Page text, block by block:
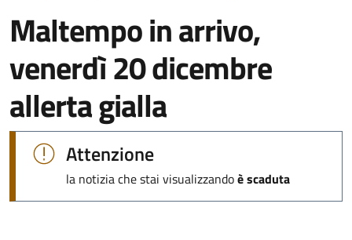
Maltempo in arrivo,
venerdì 20 dicembre
allerta gialla
Dettagli della notizia:
Attenzione
la notizia che stai visualizzandoè scaduta